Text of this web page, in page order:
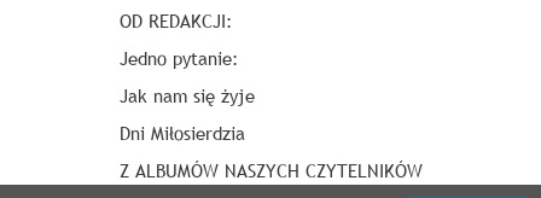
OD REDAKCJI:
Jedno pytanie:
Jak nam się żyje
Dni Miłosierdzia
Z ALBUMÓW NASZYCH CZYTELNIKÓW